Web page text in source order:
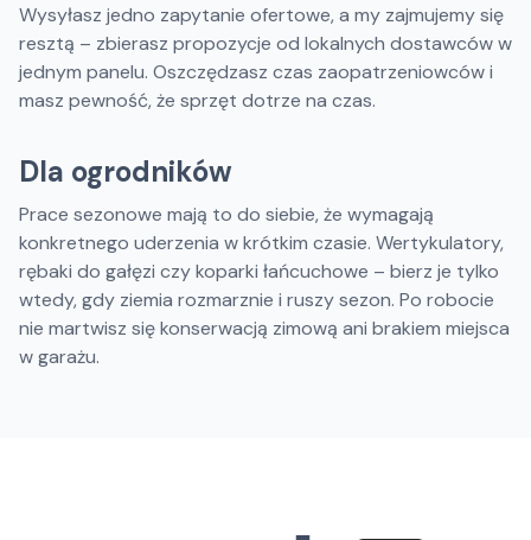
Wysyłasz jedno zapytanie ofertowe, a my zajmujemy się
resztą – zbierasz propozycje od lokalnych dostawców w
jednym panelu. Oszczędzasz czas zaopatrzeniowców i
masz pewność, że sprzęt dotrze na czas.
Dla ogrodników
Prace sezonowe mają to do siebie, że wymagają
konkretnego uderzenia w krótkim czasie. Wertykulatory,
rębaki do gałęzi czy koparki łańcuchowe – bierz je tylko
wtedy, gdy ziemia rozmarznie i ruszy sezon. Po robocie
nie martwisz się konserwacją zimową ani brakiem miejsca
w garażu.